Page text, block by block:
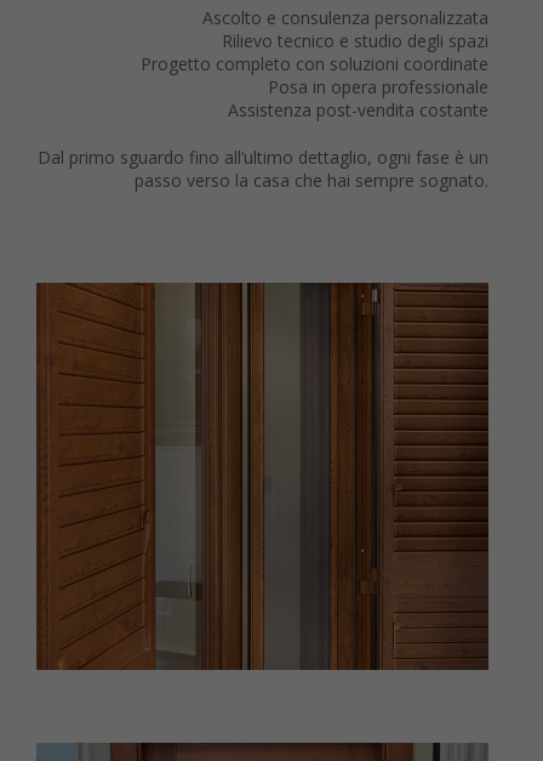
Ascolto e consulenza personalizzata
Rilievo tecnico e studio degli spazi
Progetto completo con soluzioni coordinate
Posa in opera professionale
Assistenza post-vendita costante
Dal primo sguardo fino all’ultimo dettaglio, ogni fase è un
passo verso la casa che hai sempre sognato.